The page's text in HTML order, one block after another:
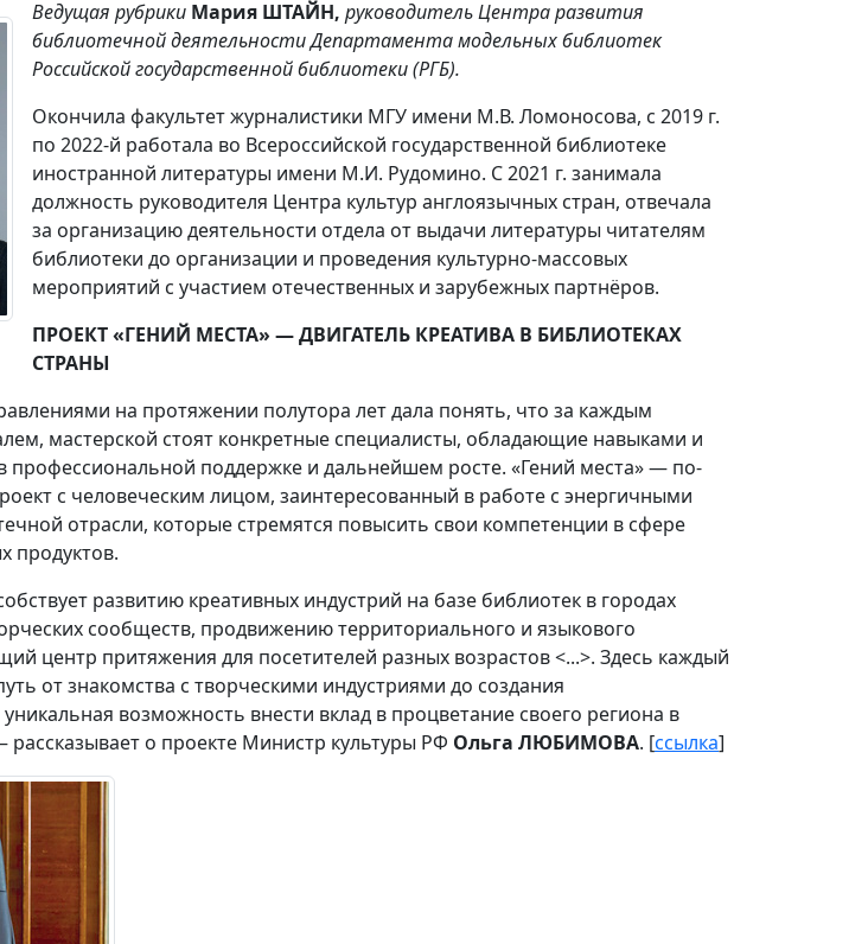
Ведущая рубрики Мария ШТАЙН, руководитель Центра развития
библиотечной деятельности Департамента модельных библиотек
Российской государственной библиотеки (РГБ).
Окончила факультет журналистики МГУ имени М.В. Ломоносова, с 2019 г.
по 2022-й работала во Всероссийской государственной библиотеке
иностранной литературы имени М.И. Рудомино. С 2021 г. занимала
должность руководителя Центра культур англоязычных стран, отвечала
за организацию деятельности отдела от выдачи литературы читателям
библиотеки до организации и проведения культурно-массовых
мероприятий с участием отечественных и зарубежных партнёров.
ПРОЕКТ «ГЕНИЙ МЕСТА» — ДВИГАТЕЛЬ КРЕАТИВА В БИБЛИОТЕКАХ
СТРАНЫ
на протяжении полутора лет дала понять, что за каждым
мастерской стоят конкретные специалисты, обладающие навыками и
поддержке и дальнейшем росте. «Гений места» — по-
с человеческим лицом, заинтересованный в работе с энергичными
отрасли, которые стремятся повысить свои компетенции в сфере
продуктов.
развитию креативных индустрий на базе библиотек в городах
сообществ, продвижению территориального и языкового
центр притяжения для посетителей разных возрастов <...>. Здесь каждый
от знакомства с творческими индустриями до создания
возможность внести вклад в процветание своего региона в
о проекте Министр культуры РФ Ольга ЛЮБИМОВА. [ссылка]